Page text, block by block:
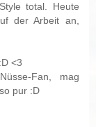
total. Heute
der Arbeit an,
<3
Fan, mag
pur :D